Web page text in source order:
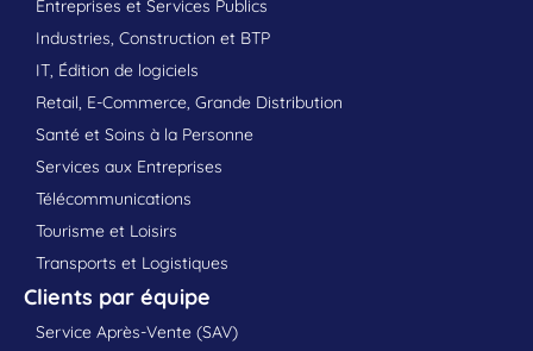
Entreprises et Services Publics
Industries, Construction et BTP
IT, Édition de logiciels
Retail, E-Commerce, Grande Distribution
Santé et Soins à la Personne
Services aux Entreprises
Télécommunications
Tourisme et Loisirs
Transports et Logistiques
Clients par équipe
Service Après-Vente (SAV)